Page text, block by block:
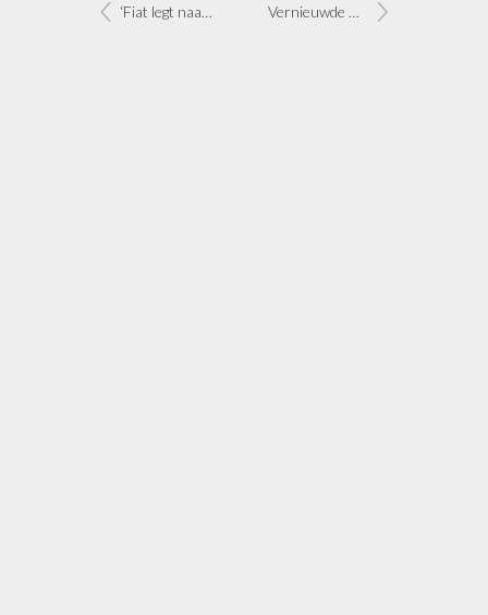
‘Fiat legt naam 124 Spider vast’ Vernieuwde Fiat Doblò heeft prijs